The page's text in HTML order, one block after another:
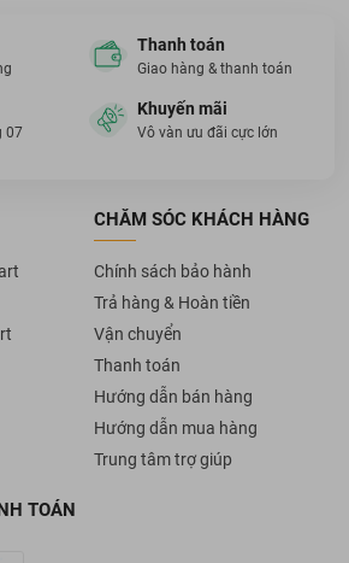
Cocoon ở nơi khô thoáng, tránh nơi ẩm
chiếu vào.
chỉ bán các phẩm chăm sóc tóc an toàn,
Hãy ghé qua Mỹ phẩm chính hãng
khảo Bộ Gội Xả Bưởi Cocoon Giảm Gãy
Thanh toán
Giao hàng & thanh toán
07
Khuyến mãi
Vô vàn ưu đãi cực lớn
CHĂM SÓC KHÁCH HÀNG
Chính sách bảo hành
Trả hàng & Hoàn tiền
Vận chuyển
Thanh toán
Hướng dẫn bán hàng
Hướng dẫn mua hàng
Trung tâm trợ giúp
TOÁN